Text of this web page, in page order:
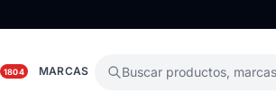
1804 MARCAS Buscar productos,